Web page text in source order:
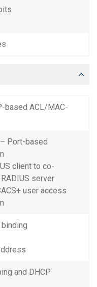
based ACL/MAC-
Port-based
client to co-
server
user access
and DHCP